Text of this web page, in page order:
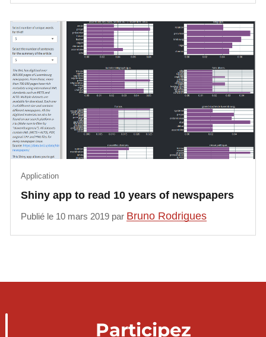
Shiny app to read 10 years of newspapers
Application
Publié le 10 mars 2019 par Bruno Rodrigues
Participez